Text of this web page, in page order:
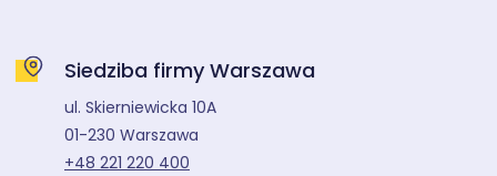
Siedziba firmy Warszawa
ul. Skierniewicka 10A
01-230 Warszawa
+48 221 220 400